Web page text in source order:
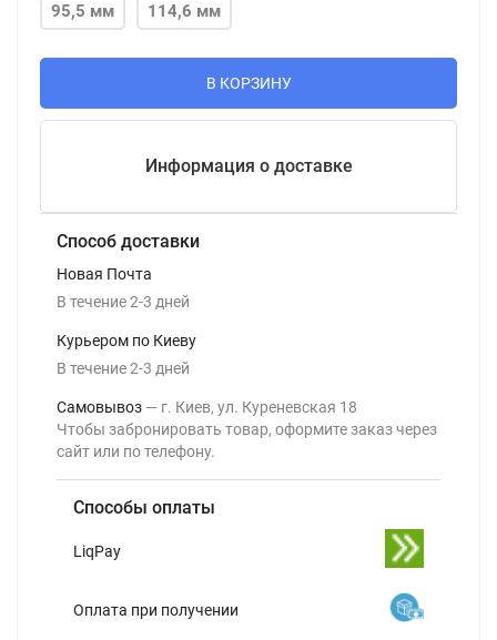
95,5 мм 114,6 мм
В КОРЗИНУ
Информация о доставке
Способ доставки
Новая Почта
В течение2-3 дней
Курьером по Киеву
В течение2-3 дней
Самовывоз
г. Киев, ул. Куреневская 18
Чтобы забронировать товар, оформите заказ через
сайт или по телефону.
Способы оплаты
LiqPay
Оплата при получении